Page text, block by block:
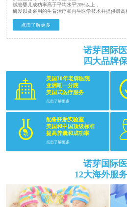
试管婴儿成功率高于平均水平20%以上，
研发以及采用的生育治疗和再生医学技术并提供最高
点击了解更多
诺芽国际
四大品牌
美国30年老牌医院
亚洲唯一分院
美国式医疗服务
点击了解更多
配备胚胎实验室
美国和中国顶级标准
提高养囊和成功率
点击了解更多
诺芽国际
12大海外服